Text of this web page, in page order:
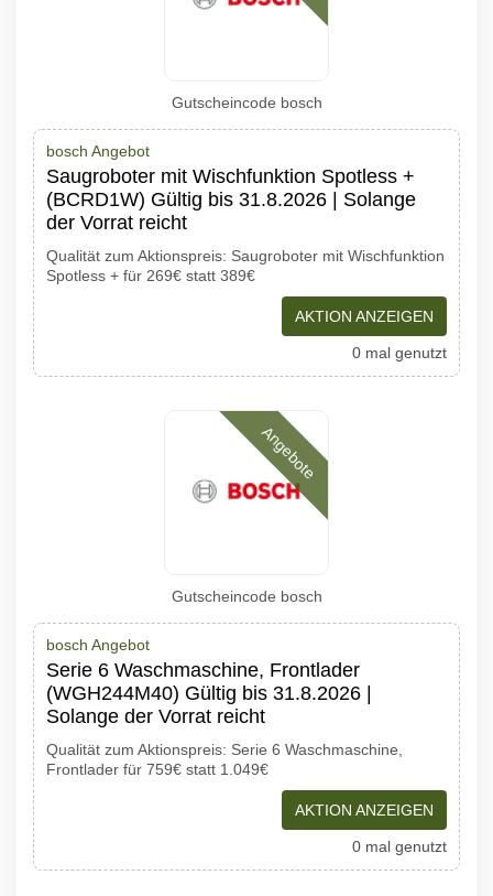
Gutscheincode bosch
bosch Angebot
Saugroboter mit Wischfunktion Spotless +
(BCRD1W) Gültig bis 31.8.2026 | Solange
der Vorrat reicht
Qualität zum Aktionspreis: Saugroboter mit Wischfunktion
Spotless + für 269€ statt 389€
AKTION ANZEIGEN
0 mal genutzt
Angebote
Gutscheincode bosch
bosch Angebot
Serie 6 Waschmaschine, Frontlader
(WGH244M40) Gültig bis 31.8.2026 |
Solange der Vorrat reicht
Qualität zum Aktionspreis: Serie 6 Waschmaschine,
Frontlader für 759€ statt 1.049€
AKTION ANZEIGEN
0 mal genutzt